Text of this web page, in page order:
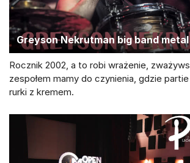
Greyson Nekrutman big band metal
Rocznik 2002, a to robi wrażenie,
zespołem mamy do czynienia, gdzie
rurki z kremem.